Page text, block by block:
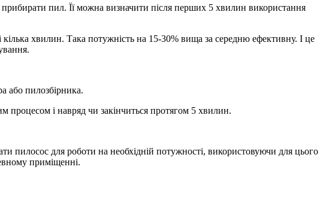
пил. Її можна визначити після перших 5 хвилин використання
хвилин. Така потужність на 15-30% вища за середню ефективну. І це
або пилозбірника.
і навряд чи закінчиться протягом 5 хвилин.
пилосос для роботи на необхідній потужності, використовуючи для цього
приміщенні.